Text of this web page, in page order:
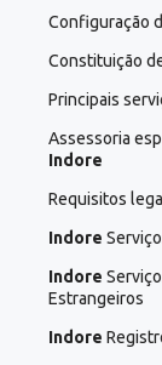
Configuração
Constituição
Principais
Assessoria
Indore
Requisitos
Indore
Indore
Estrangeiros
Indore